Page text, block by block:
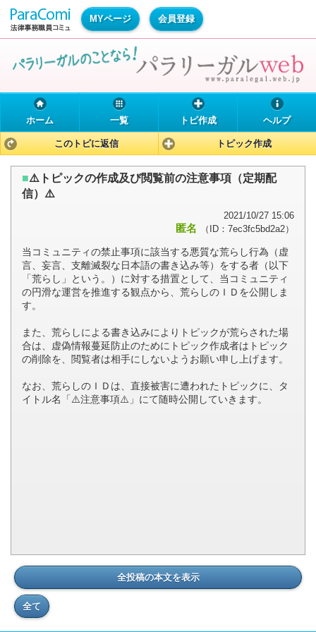
MYページ 会員登録
ホーム 一覧 トピ作成 ヘルプ
このトピに返信 トピック作成
■⚠️トピックの作成及び閲覧前の注意事項（定期配
信）⚠️
2021/10/27 15:06
匿名 （ID：7ec3fc5bd2a2）
当コミュニティの禁止事項に該当する悪質な荒らし行為（虚
言、妄言、支離滅裂な日本語の書き込み等）をする者（以下
「荒らし」という。）に対する措置として、当コミュニティ
の円滑な運営を推進する観点から、荒らしのＩＤを公開しま
す。
また、荒らしによる書き込みによりトピックが荒らされた場
合は、虚偽情報蔓延防止のためにトピック作成者はトピック
の削除を、閲覧者は相手にしないようお願い申し上げます。
なお、荒らしのＩＤは、直接被害に遭われたトピックに、タ
イトル名「⚠️注意事項⚠️」にて随時公開していきます。
全投稿の本文を表示
全て